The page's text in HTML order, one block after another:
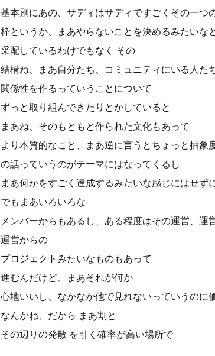
基本別にあの、サディはサディですごくその一つ
枠というか、まあやらないことを決めるみたい
采配しているわけでもなく その
結構ね、まあ自分たち、コミュニティにいる人た
関係性を作るっていうことについて
ずっと取り組んできたりとかしていると
まあね、そのもともと作られた文化もあって
より本質的なこと、まあ逆に言うとちょっと抽象
の話っていうのがテーマにはなってくるし
まあ何かをすごく達成するみたいな感じにはせず
でもまあいろいろな
メンバーからもあるし、ある程度はその運営、
運営からの
プロジェクトみたいなものもあって
進むんだけど、まあそれが何か
心地いいし、なかなか他で見れないっていうのに
なんかね、だから まあ割と
その辺りの発散 を引く確率が高い場所で